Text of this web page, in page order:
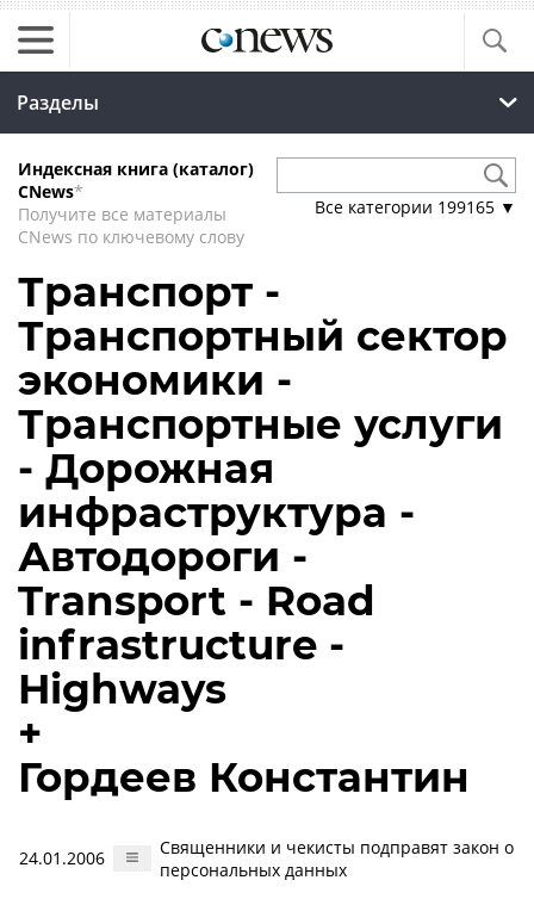
Разделы
Индексная книга (каталог)
CNews*
Получите все материалы
CNews по ключевому слову
Все категории 199165 ▼
Транспорт -
Транспортный сектор
экономики -
Транспортные услуги
- Дорожная
инфраструктура -
Автодороги -
Transport - Road
infrastructure -
Highways
+
Гордеев Константин
24.01.2006
Священники и чекисты подправят закон о
персональных данных